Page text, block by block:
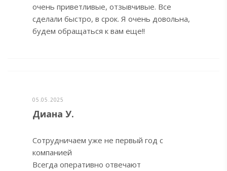
очень приветливые, отзывчивые. Все
сделали быстро, в срок. Я очень довольна,
будем обращаться к вам еще!!
05.05.2025
Диана У.
Сотрудничаем уже не первый год с
компанией
Всегда оперативно отвечают